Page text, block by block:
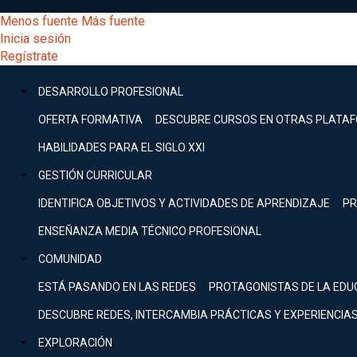
al
contenido
principal
[Educarchile
Escritorio]
Menú
entrar
mi
Menos fuente Más fuente
Inicia sesión
Regístrate
Menú
principal
DESARROLLO PROFESIONAL
OFERTA FORMATIVA DESCUBRE CURSOS EN OTRAS
HABILIDADES PARA EL SIGLO XXI
GESTIÓN CURRICULAR
IDENTIFICA OBJETIVOS Y ACTIVIDADES DE APRENDIZAJE
ENSEÑANZA MEDIA TÉCNICO PROFESIONAL
COMUNIDAD
ESTÁ PASANDO EN LAS REDES PROTAGONISTAS DE LA
DESCUBRE REDES, INTERCAMBIA PRÁCTICAS Y EXPERIENCIAS
EXPLORACIÓN
Buscar
Menú
principal
DESARROLLO
Expand
GESTIÓN
Expand
COMUNIDAD
Expand
EXPLORACIÓN
[Educarchile
Inicia